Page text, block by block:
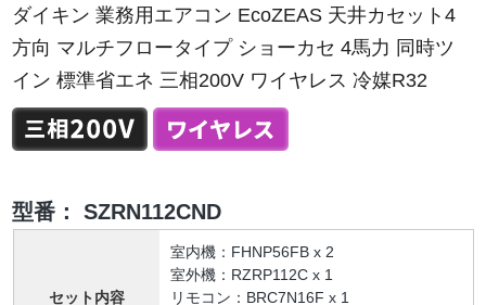
ダイキン 業務用エアコン EcoZEAS 天井カセット4
方向 マルチフロータイプ ショーカセ 4馬力 同時ツ
イン 標準省エネ 三相200V ワイヤレス 冷媒R32
型番： SZRN112CND
セット内容
室内機：FHNP56FB x 2
室外機：RZRP112C x 1
リモコン：BRC7N16F x 1